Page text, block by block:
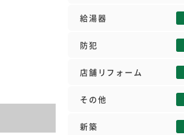
給湯器
防犯
店舗リフォーム
その他
新築